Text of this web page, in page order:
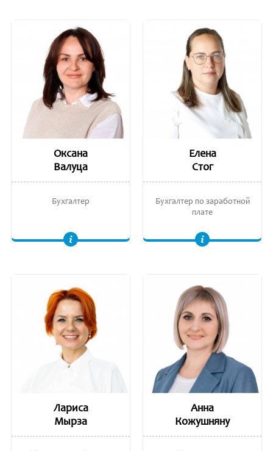
Оксана
Валуца
Бухгалтер
Елена
Стог
Бухгалтер по заработной
плате
Лариса
Мырза
Анна
Кожушняну